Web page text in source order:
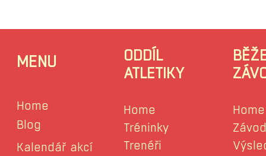
MENU
Home
Blog
Kalendář akcí
ODDÍL
ATLETIKY
Home
Tréninky
Trenéři
Home